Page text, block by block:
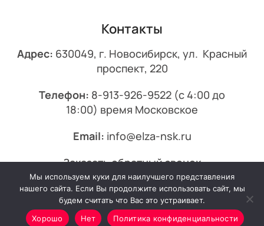
Контакты
Адрес: 630049, г. Новосибирск, ул. Красный
проспект, 220
Телефон: 8-913-926-9522 (с 4:00 до
18:00) время Московское
Email: info@elza-nsk.ru
Заказать обратный звонок
© 2013-2026 Эльза.
Мы используем куки для наилучшего представления
нашего сайта. Если Вы продолжите использовать сайт, мы
будем считать что Вас это устраивает.
Хорошо
Нет Политика конфиденциальности
Минимальный заказ от 7000₽